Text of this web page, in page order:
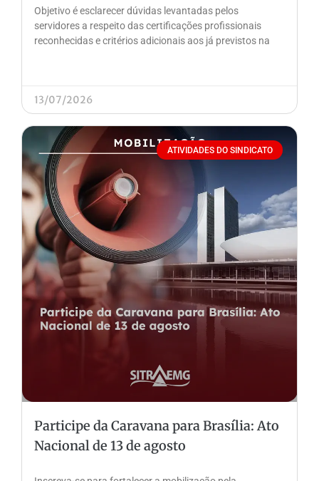
Objetivo é esclarecer dúvidas levantadas pelos
servidores a respeito das certificações profissionais
reconhecidas e critérios adicionais aos já previstos na
13/07/2026
ATIVIDADES DO SINDICATO
Participe da Caravana para Brasília: Ato
Nacional de 13 de agosto